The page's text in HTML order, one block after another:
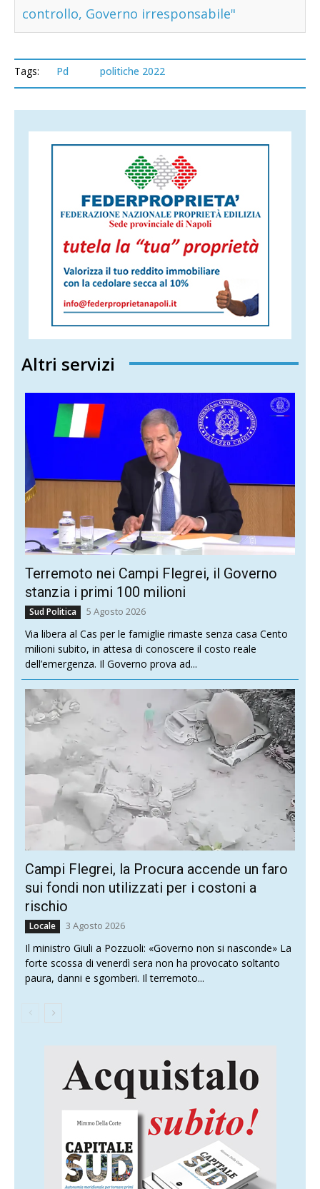
controllo, Governo irresponsabile"
Tags: Pd politiche 2022
Altri servizi
Terremoto nei Campi Flegrei, il Governo
stanzia i primi 100 milioni
Sud Politica 5 Agosto 2026
Via libera al Cas per le famiglie rimaste senza casa Cento
milioni subito, in attesa di conoscere il costo reale
dell’emergenza. Il Governo prova ad...
Campi Flegrei, la Procura accende un faro
sui fondi non utilizzati per i costoni a
rischio
Locale 3 Agosto 2026
Il ministro Giuli a Pozzuoli: «Governo non si nasconde» La
forte scossa di venerdì sera non ha provocato soltanto
paura, danni e sgomberi. Il terremoto...